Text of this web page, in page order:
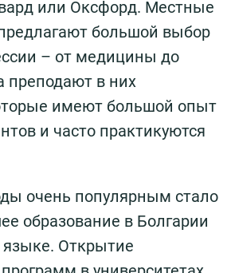
или Оксфорд. Местные
большой выбор
– от медицины до
преподают в них
имеют большой опыт
и часто практикуются
очень популярным стало
образование в Болгарии
Открытие